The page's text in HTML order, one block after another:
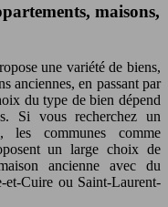
maisons,
une variété de biens,
anciennes, en passant par
du type de bien dépend
Si vous recherchez un
les communes comme
un large choix de
ancienne avec du
et-Cuire ou Saint-Laurent-